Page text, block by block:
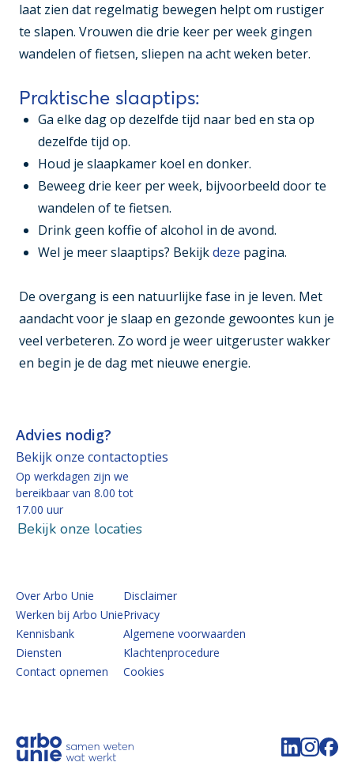
laat zien dat regelmatig bewegen helpt om rustiger
te slapen. Vrouwen die drie keer per week gingen
wandelen of fietsen, sliepen na acht weken beter.
Praktische slaaptips:
Ga elke dag op dezelfde tijd naar bed en sta op
dezelfde tijd op.
Houd je slaapkamer koel en donker.
Beweeg drie keer per week, bijvoorbeeld door te
wandelen of te fietsen.
Drink geen koffie of alcohol in de avond.
Wel je meer slaaptips? Bekijkdeze pagina.
De overgang is een natuurlijke fase in je leven. Met
aandacht voor je slaap en gezonde gewoontes kun je
veel verbeteren. Zo word je weer uitgeruster wakker
en begin je de dag met nieuwe energie.
Volg de
Volg
Advies nodig?
Bekijk onze contactopties
Op werkdagen zijn we
bereikbaar van 8.00 tot
17.00 uur
Bekijk onze locaties
Over Arbo Unie
Werken bij Arbo Unie
Kennisbank
Diensten
Contact opnemen
Disclaimer
Privacy
Algemene voorwaarden
Klachtenprocedure
Cookies